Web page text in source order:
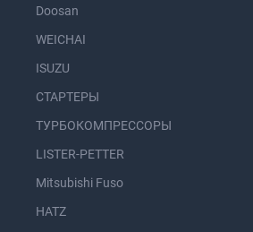
Doosan
WEICHAI
ISUZU
СТАРТЕРЫ
ТУРБОКОМПРЕССОРЫ
LISTER-PETTER
Mitsubishi Fuso
HATZ